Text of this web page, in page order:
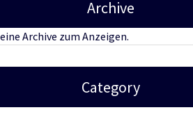
Archive
Archive zum Anzeigen.
Category